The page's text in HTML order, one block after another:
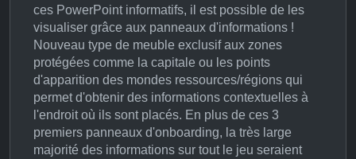
ces PowerPoint informatifs, il est possible de les
visualiser grâce aux panneaux d'informations !
Nouveau type de meuble exclusif aux zones
protégées comme la capitale ou les points
d'apparition des mondes ressources/régions qui
permet d'obtenir des informations contextuelles à
l'endroit où ils sont placés. En plus de ces 3
premiers panneaux d'onboarding, la très large
majorité des informations sur tout le jeu seraient